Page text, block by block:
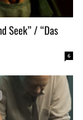
Seek” / “Das
6